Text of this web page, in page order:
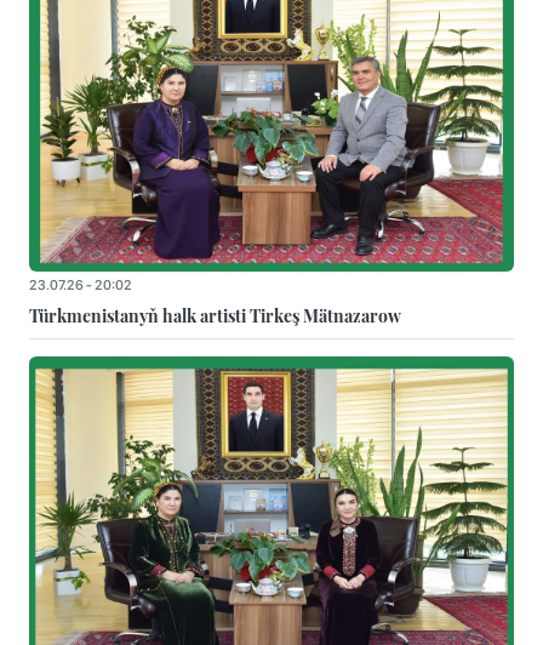
23.07.26 - 20:02
Türkmenistanyň halk artisti Tirkeş Mätnazarow